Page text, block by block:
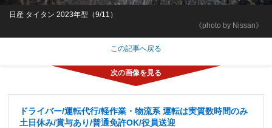
《photo by Nissan》
日産 タイタン 2023年型（9/11）
この記事へ戻る
ドライバー/運転代行/軽作業・物流系 運転は実質数時間のみ
土日休み/賞与あり/普通免許OK/役員送迎